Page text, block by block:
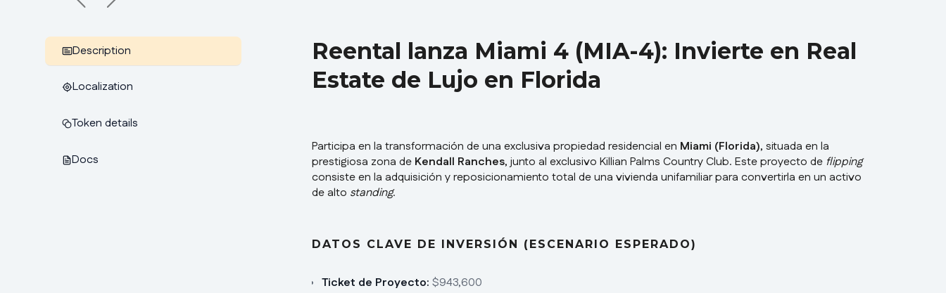
Description
Localization
Token details
Docs
Reental lanza Miami 4 (MIA-4): Invierte en Real
Estate de Lujo en Florida
Participa en la transformación de una exclusiva propiedad residencial en Miami (Florida), situada en la
prestigiosa zona de Kendall Ranches, junto al exclusivo Killian Palms Country Club. Este proyecto de flipping
consiste en la adquisición y reposicionamiento total de una vivienda unifamiliar para convertirla en un activo
de alto standing.
DATOS CLAVE DE INVERSIÓN (ESCENARIO ESPERADO)
Ticket de Proyecto: $943,600